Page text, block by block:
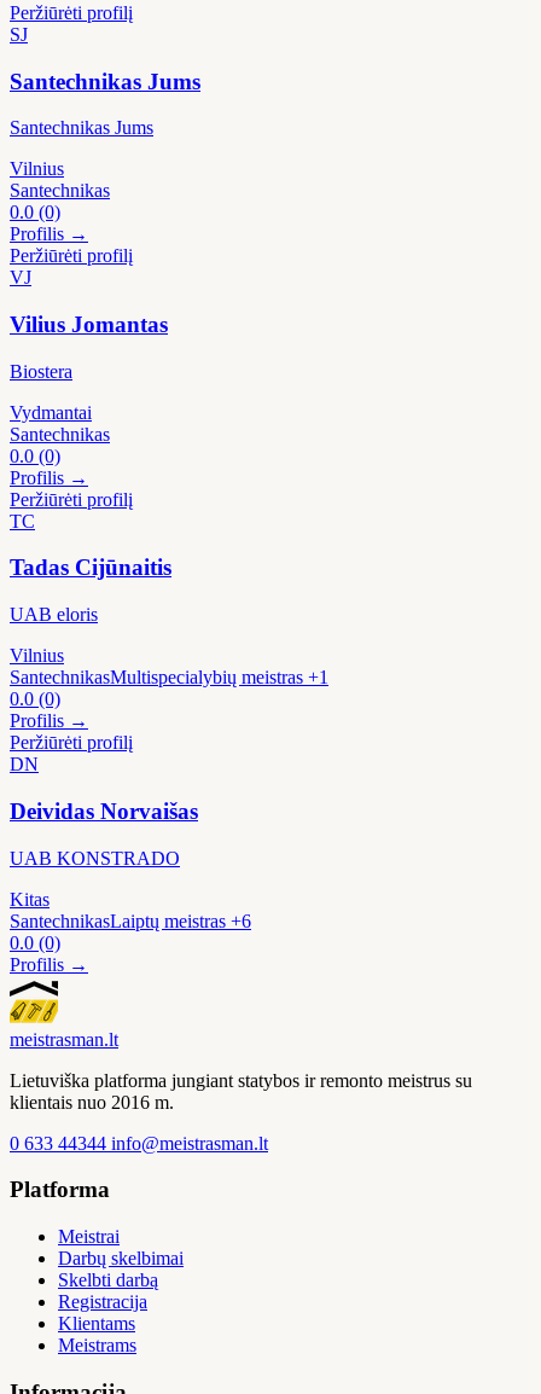
Peržiūrėti profilį
SJ
Santechnikas Jums
Santechnikas Jums
Vilnius
Santechnikas
0.0 (0)
Profilis →
Peržiūrėti profilį
VJ
Vilius Jomantas
Biostera
Vydmantai
Santechnikas
0.0 (0)
Profilis →
Peržiūrėti profilį
TC
Tadas Cijūnaitis
UAB eloris
Vilnius
SantechnikasMultispecialybių meistras +1
0.0 (0)
Profilis →
Peržiūrėti profilį
DN
Deividas Norvaišas
UAB KONSTRADO
Kitas
SantechnikasLaiptų meistras +6
0.0 (0)
Profilis →
meistrasman.lt
Lietuviška platforma jungiant statybos ir remonto meistrus su
klientais nuo 2016 m.
0 633 44344 info@meistrasman.lt
Platforma
Meistrai
Darbų skelbimai
Skelbti darbą
Registracija
Klientams
Meistrams